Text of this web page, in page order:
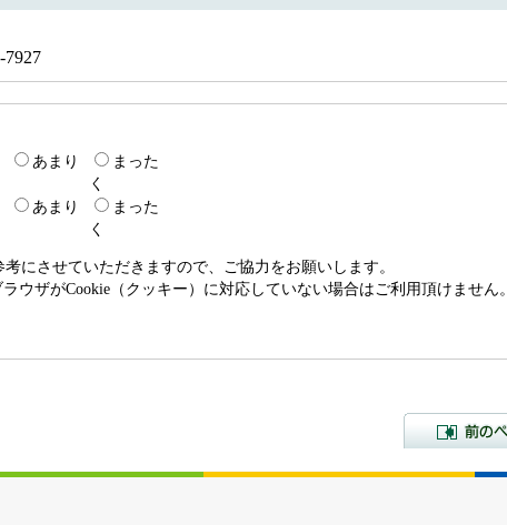
7927
あまり
まった
く
あまり
まった
く
にさせていただきますので、ご協力をお願いします。
ザがCookie（クッキー）に対応していない場合はご利用頂けません。